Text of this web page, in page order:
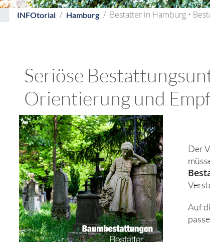
INFOtorial Hamburg Bestatter in Hamburg •
Seriöse
Orientierung und
Der
Auf